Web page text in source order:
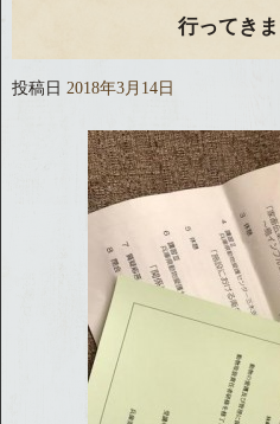
行ってき
投稿日 2018年3月14日